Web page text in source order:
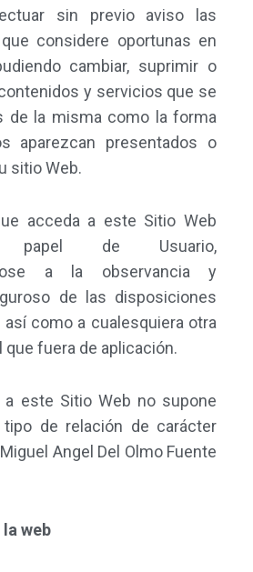
sin previo aviso las
considere oportunas en
cambiar, suprimir o
y servicios que se
de la misma como la forma
aparezcan presentados o
sitio Web.
acceda a este Sitio Web
de Usuario,
a la observancia y
de las disposiciones
como a cualesquiera otra
fuera de aplicación.
este Sitio Web no supone
tipo de relación de carácter
Angel Del Olmo Fuente
la web